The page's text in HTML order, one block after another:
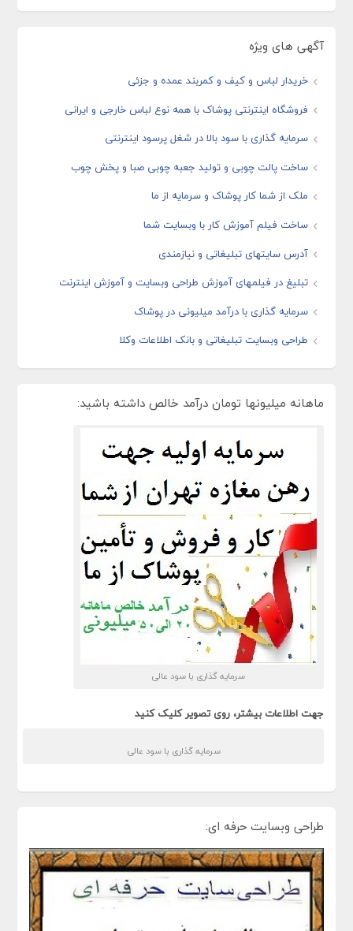
آگهی های ویژه
خریدار لباس و کیف و کمربند عمده و جزئی
فروشگاه اینترنتی پوشاک با همه نوع لباس خارجی و ایرانی
سرمایه گذاری با سود بالا در شغل پرسود اینترنتی
ساخت پالت چوبی و تولید جعبه چوبی صبا و پخش چوب
ملک از شما کار پوشاک و سرمایه از ما
ساخت فیلم آموزش کار با وبسایت شما
آدرس سایتهای تبلیغاتی و نیازمندی
تبلیغ در فیلمهای آموزش طراحی وبسایت و آموزش اینترنت
سرمایه گذاری با درآمد میلیونی در پوشاک
طراحی وبسایت تبلیغاتی و بانک اطلاعات وکلا
ماهانه میلیونها تومان درآمد خالص داشته باشید:
سرمایه گذاری با سود عالی
جهت اطلاعات بیشتر، روی تصویر کلیک کنید
سرمایه گذاری با سود عالی
طراحی وبسایت حرفه ای: